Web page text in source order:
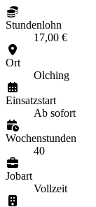
Stundenlohn
17,00 €
Ort
Olching
Einsatzstart
Ab sofort
Wochenstunden
40
Jobart
Vollzeit